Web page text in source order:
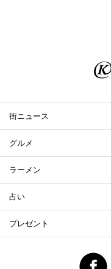
街ニュース
グルメ
ラーメン
占い
プレゼント